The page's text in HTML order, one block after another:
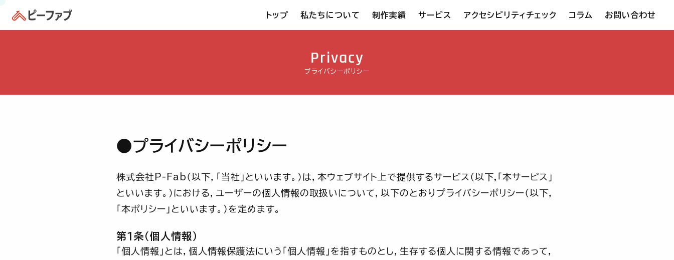
トップ 私たちについて 制作実績 サービス アクセシビリティチェック コラム お問い合わせ
Privacy
プライバシーポリシー
●プライバシーポリシー
株式会社P-Fab（以下，「当社」といいます。）は，本ウェブサイト上で提供するサービス（以下,「本サービス」
といいます。）における，ユーザーの個人情報の取扱いについて，以下のとおりプライバシーポリシー（以下，
「本ポリシー」といいます。）を定めます。
第1条（個人情報）
「個人情報」とは，個人情報保護法にいう「個人情報」を指すものとし，生存する個人に関する情報であって，